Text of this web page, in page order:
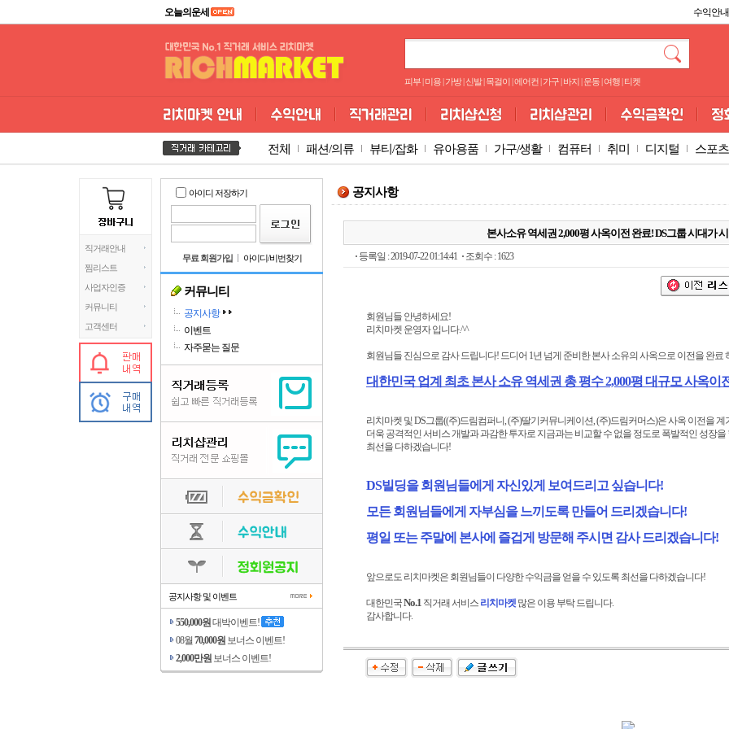
오늘의운세 수익안내
피부 미용 가방 신발 목걸이 에어컨 가구 바지 운동 여행 티켓
전체 패션/의류 뷰티/잡화 유아용품 가구/생활 컴퓨터 취미 디지털 스포츠
직거래안내
찜리스트
사업자인증
커뮤니티
고객센터
아이디 저장하기
무료 회원가입 아이디/비번찾기
커뮤니티
공지사항
이벤트
자주묻는 질문
공지사항 및 이벤트
550,000원대박이벤트!
08월 70,000원 보너스 이벤트!
2,000만원 보너스 이벤트!
공지사항
본사소유 역세권 2,000평 사옥이전 완료! DS그룹 시대가
등록일 : 2019-07-22 01:14:41 조회수 : 1623
회원님들 안녕하세요!
리치마켓 운영자 입니다.^^
회원님들 진심으로 감사 드립니다! 드디어 1년 넘게 준비한 본사 소유의 사옥으로 이전을 완료
대한민국 업계 최초 본사 소유 역세권 총 평수 2,000평 대규모 사옥이
리치마켓 및 DS그룹((주)드림컴퍼니, (주)딸기커뮤니케이션, (주)드림커머스)은 사옥 이전을 계
더욱 공격적인 서비스 개발과 과감한 투자로 지금과는 비교할 수 없을 정도로 폭발적인 성장을
최선을 다하겠습니다!
DS빌딩을 회원님들에게 자신있게 보여드리고 싶습니다!
모든 회원님들에게 자부심을 느끼도록 만들어 드리겠습니다!
평일 또는 주말에 본사에 즐겁게 방문해 주시면 감사 드리겠습니다!
앞으로도 리치마켓은 회원님들이 다양한 수익금을 얻을 수 있도록 최선을 다하겠습니다!
대한민국No.1 직거래 서비스 리치마켓 많은 이용 부탁 드립니다.
감사합니다.